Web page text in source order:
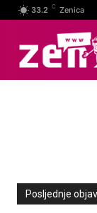
33.2 C Zenica
Posljednje